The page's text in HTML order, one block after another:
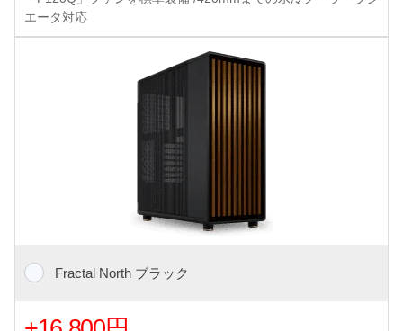
エータ対応
Fractal North ブラック